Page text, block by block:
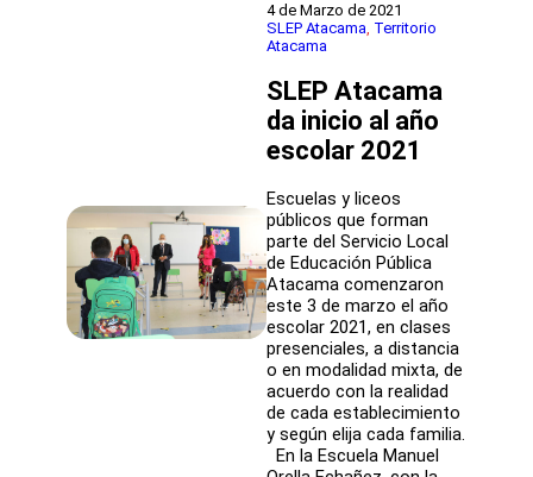
4 de Marzo de 2021
SLEP Atacama, Territorio
Atacama
SLEP Atacama
da inicio al año
escolar 2021
Escuelas y liceos
públicos que forman
parte del Servicio Local
de Educación Pública
Atacama comenzaron
este 3 de marzo el año
escolar 2021, en clases
presenciales, a distancia
o en modalidad mixta, de
acuerdo con la realidad
de cada establecimiento
y según elija cada familia.
En la Escuela Manuel